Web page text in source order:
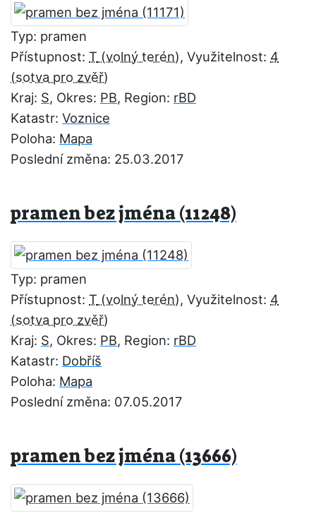
Typ: pramen
Přístupnost: T , Využitelnost: 4
Kraj: S, Okres: PB, Region: rBD
Katastr: Voznice
Poloha: Mapa
Poslední změna: 25.03.2017
pramen bez jména (11248)
Typ: pramen
Přístupnost: T , Využitelnost: 4
Kraj: S, Okres: PB, Region: rBD
Katastr: Dobříš
Poloha: Mapa
Poslední změna: 07.05.2017
pramen bez jména (13666)